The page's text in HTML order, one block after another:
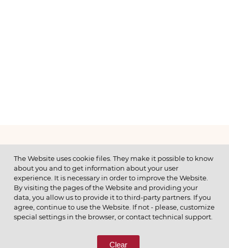
МЕНЮ
© 2026 ОАО
ПОЗВОНИТЕ НАМ
8 (800) 333-65-66
The Website uses cookie files. They make it possible to know
about you and to get information about your user
experience. It is necessary in order to improve the Website.
By visiting the pages of the Website and providing your
data, you allow us to provide it to third-party partners. If you
agree, continue to use the Website. If not - please, customize
special settings in the browser, or contact technical support.
Clear